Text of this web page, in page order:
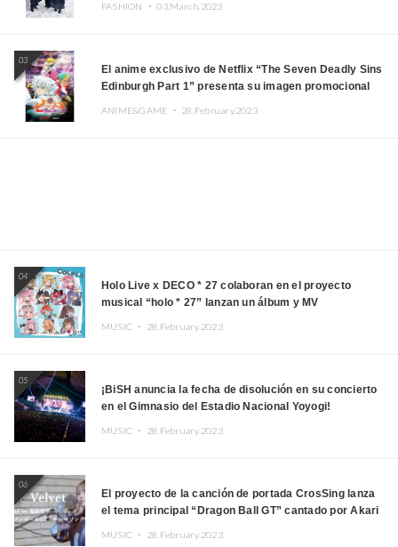
FASHION ・03.March.2023
03
El anime exclusivo de Netflix “The Seven Deadly Sins
Edinburgh Part 1” presenta su imagen promocional
ANIME&GAME ・ 28.February.2023
04
Holo Live x DECO * 27 colaboran en el proyecto
musical “holo * 27” lanzan un álbum y MV
MUSIC ・ 28.February.2023
05
¡BiSH anuncia la fecha de disolución en su concierto
en el Gimnasio del Estadio Nacional Yoyogi!
MUSIC ・ 28.February.2023
06
El proyecto de la canción de portada CrosSing lanza
el tema principal “Dragon Ball GT” cantado por Akari
MUSIC ・ 28.February.2023